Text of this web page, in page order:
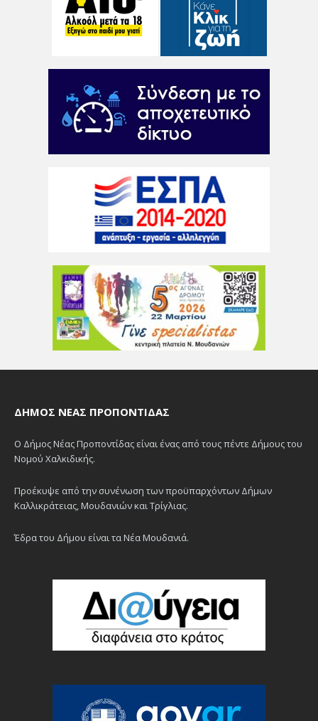
ΔΉΜΟΣ ΝΈΑΣ ΠΡΟΠΟΝΤΊΔΑΣ
Ο Δήμος Νέας Προποντίδας είναι ένας από τους πέντε Δήμους του
Νομού Χαλκιδικής.
Προέκυψε από την συνένωση των προϋπαρχόντων Δήμων
Καλλικράτειας, Μουδανιών και Τρίγλιας.
Έδρα του Δήμου είναι τα Νέα Μουδανιά.